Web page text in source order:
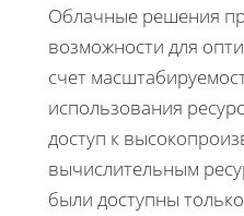
Облачные решения
возможности для
счет
использования
доступ к
вычислительным
были доступны